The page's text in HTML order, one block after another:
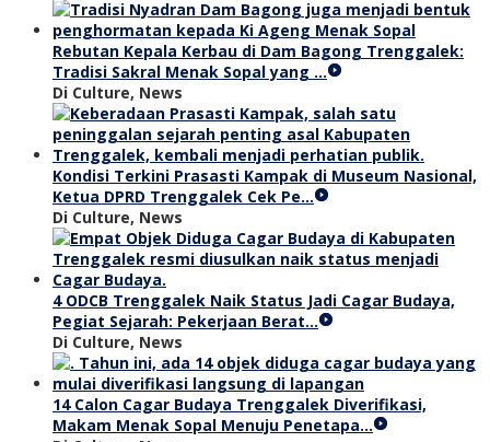
Rebutan Kepala Kerbau di Dam Bagong Trenggalek:
Tradisi Sakral Menak Sopal yang …
Di Culture, News
Kondisi Terkini Prasasti Kampak di Museum Nasional,
Ketua DPRD Trenggalek Cek Pe…
Di Culture, News
4 ODCB Trenggalek Naik Status Jadi Cagar Budaya,
Pegiat Sejarah: Pekerjaan Berat…
Di Culture, News
14 Calon Cagar Budaya Trenggalek Diverifikasi,
Makam Menak Sopal Menuju Penetapa…